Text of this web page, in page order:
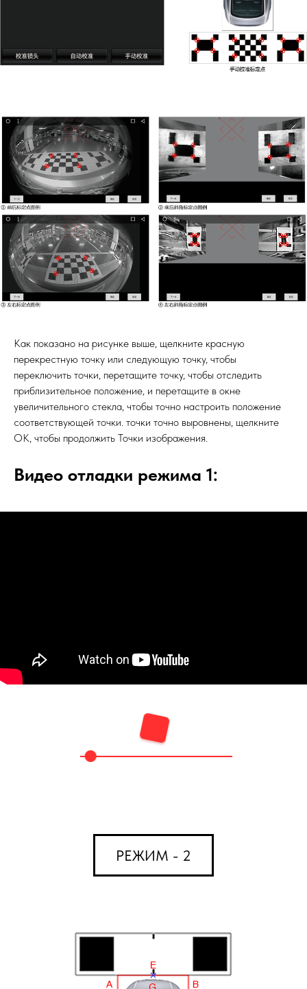
Как показано на рисунке выше, щелкните красную
перекрестную точку или следующую точку, чтобы
переключить точки, перетащите точку, чтобы отследить
приблизительное положение, и перетащите в окне
увеличительного стекла, чтобы точно настроить положение
соответствующей точки. точки точно выровнены, щелкните
OK, чтобы продолжить Точки изображения.
Видео отладки режима 1:
РЕЖИМ - 2